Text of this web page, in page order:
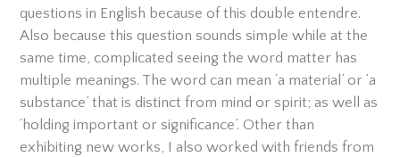
questions in English because of this double entendre.
Also because this question sounds simple while at the
same time, complicated seeing the word matter has
multiple meanings. The word can mean ‘a material’ or ‘a
substance’ that is distinct from mind or spirit; as well as
‘holding important or significance’. Other than
exhibiting new works, I also worked with friends from